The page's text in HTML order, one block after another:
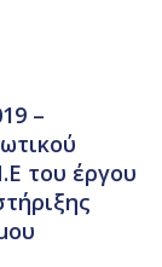
–
του έργου